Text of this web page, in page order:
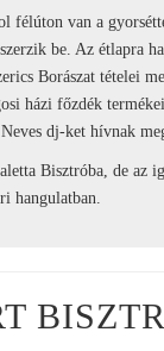
van a
be. Az étlapra
Borászat tételei
házi főzdék
dj-ket hívnak
Bisztróba, de az
hangulatban.